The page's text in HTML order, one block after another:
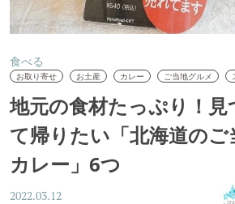
食べる
お取り寄せ お土産 カレー ご当地グルメ
地元の食材たっぷり！見
て帰りたい「北海道のご
カレー」6つ
2022.03.12